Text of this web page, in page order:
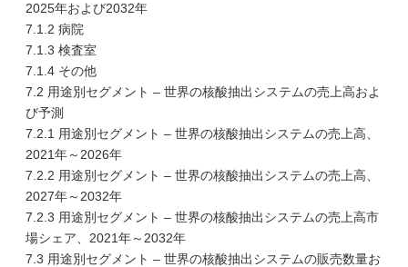
2025年および2032年
7.1.2 病院
7.1.3 検査室
7.1.4 その他
7.2 用途別セグメント – 世界の核酸抽出システムの売上高およ
び予測
7.2.1 用途別セグメント – 世界の核酸抽出システムの売上高、
2021年～2026年
7.2.2 用途別セグメント – 世界の核酸抽出システムの売上高、
2027年～2032年
7.2.3 用途別セグメント – 世界の核酸抽出システムの売上高市
場シェア、2021年～2032年
7.3 用途別セグメント – 世界の核酸抽出システムの販売数量お